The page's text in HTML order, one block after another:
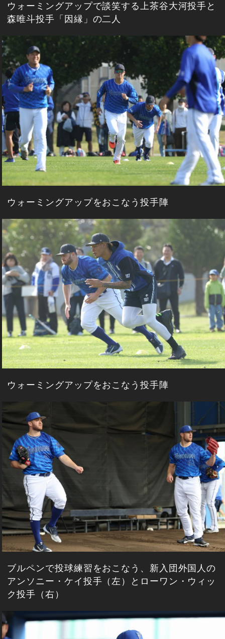
ウォーミングアップで談笑する上茶谷大河投手と
森唯斗投手「因縁」の二人
ウォーミングアップをおこなう投手陣
ウォーミングアップをおこなう投手陣
ブルペンで投球練習をおこなう、新入団外国人の
アンソニー・ケイ投手（左）とローワン・ウィッ
ク投手（右）